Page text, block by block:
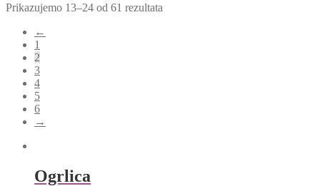
Prikazujemo 13–24 od 61 rezultata
←
1
2
3
4
5
6
→
Ogrlica